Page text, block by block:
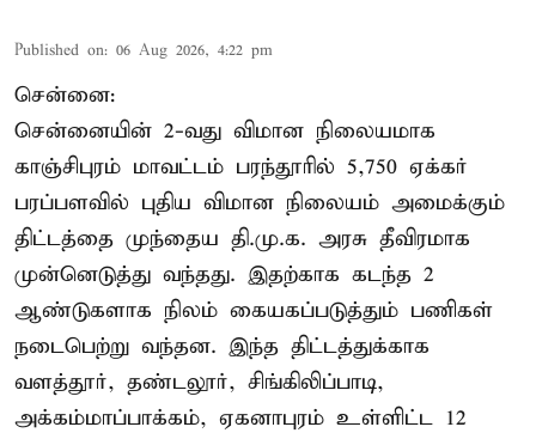
Published on: 06 Aug 2026, 4:22 pm
சென்னை:
சென்னையின் 2-வது விமான நிலையமாக
காஞ்சிபுரம் மாவட்டம் பரந்தூரில் 5,750 ஏக்கர்
பரப்பளவில் புதிய விமான நிலையம் அமைக்கும்
திட்டத்தை முந்தைய தி.மு.க. அரசு தீவிரமாக
முன்னெடுத்து வந்தது. இதற்காக கடந்த 2
ஆண்டுகளாக நிலம் கையகப்படுத்தும் பணிகள்
நடைபெற்று வந்தன. இந்த திட்டத்துக்காக
வளத்தூர், தண்டலூர், சிங்கிலிப்பாடி,
அக்கம்மாப்பாக்கம், ஏகனாபுரம் உள்ளிட்ட 12